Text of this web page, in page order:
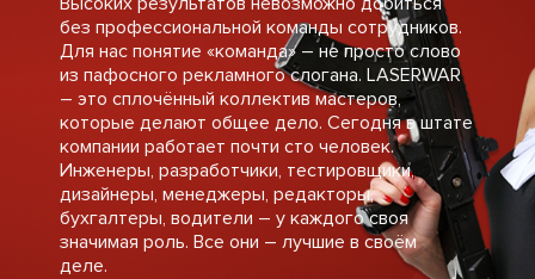
без профессиональной команды сотрудников.
Для нас понятие «команда» – не просто слово
из пафосного рекламного слогана. LASERWAR
– это сплочённый коллектив мастеров,
которые делают общее дело. Сегодня в штате
компании работает почти сто человек.
Инженеры, разработчики, тестировщики,
дизайнеры, менеджеры, редакторы,
бухгалтеры, водители – у каждого своя
значимая роль. Все они – лучшие в своём
деле.